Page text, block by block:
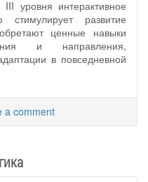
уровня интерактивное
развитие
ценные навыки
и направления,
в повседневной
a comment